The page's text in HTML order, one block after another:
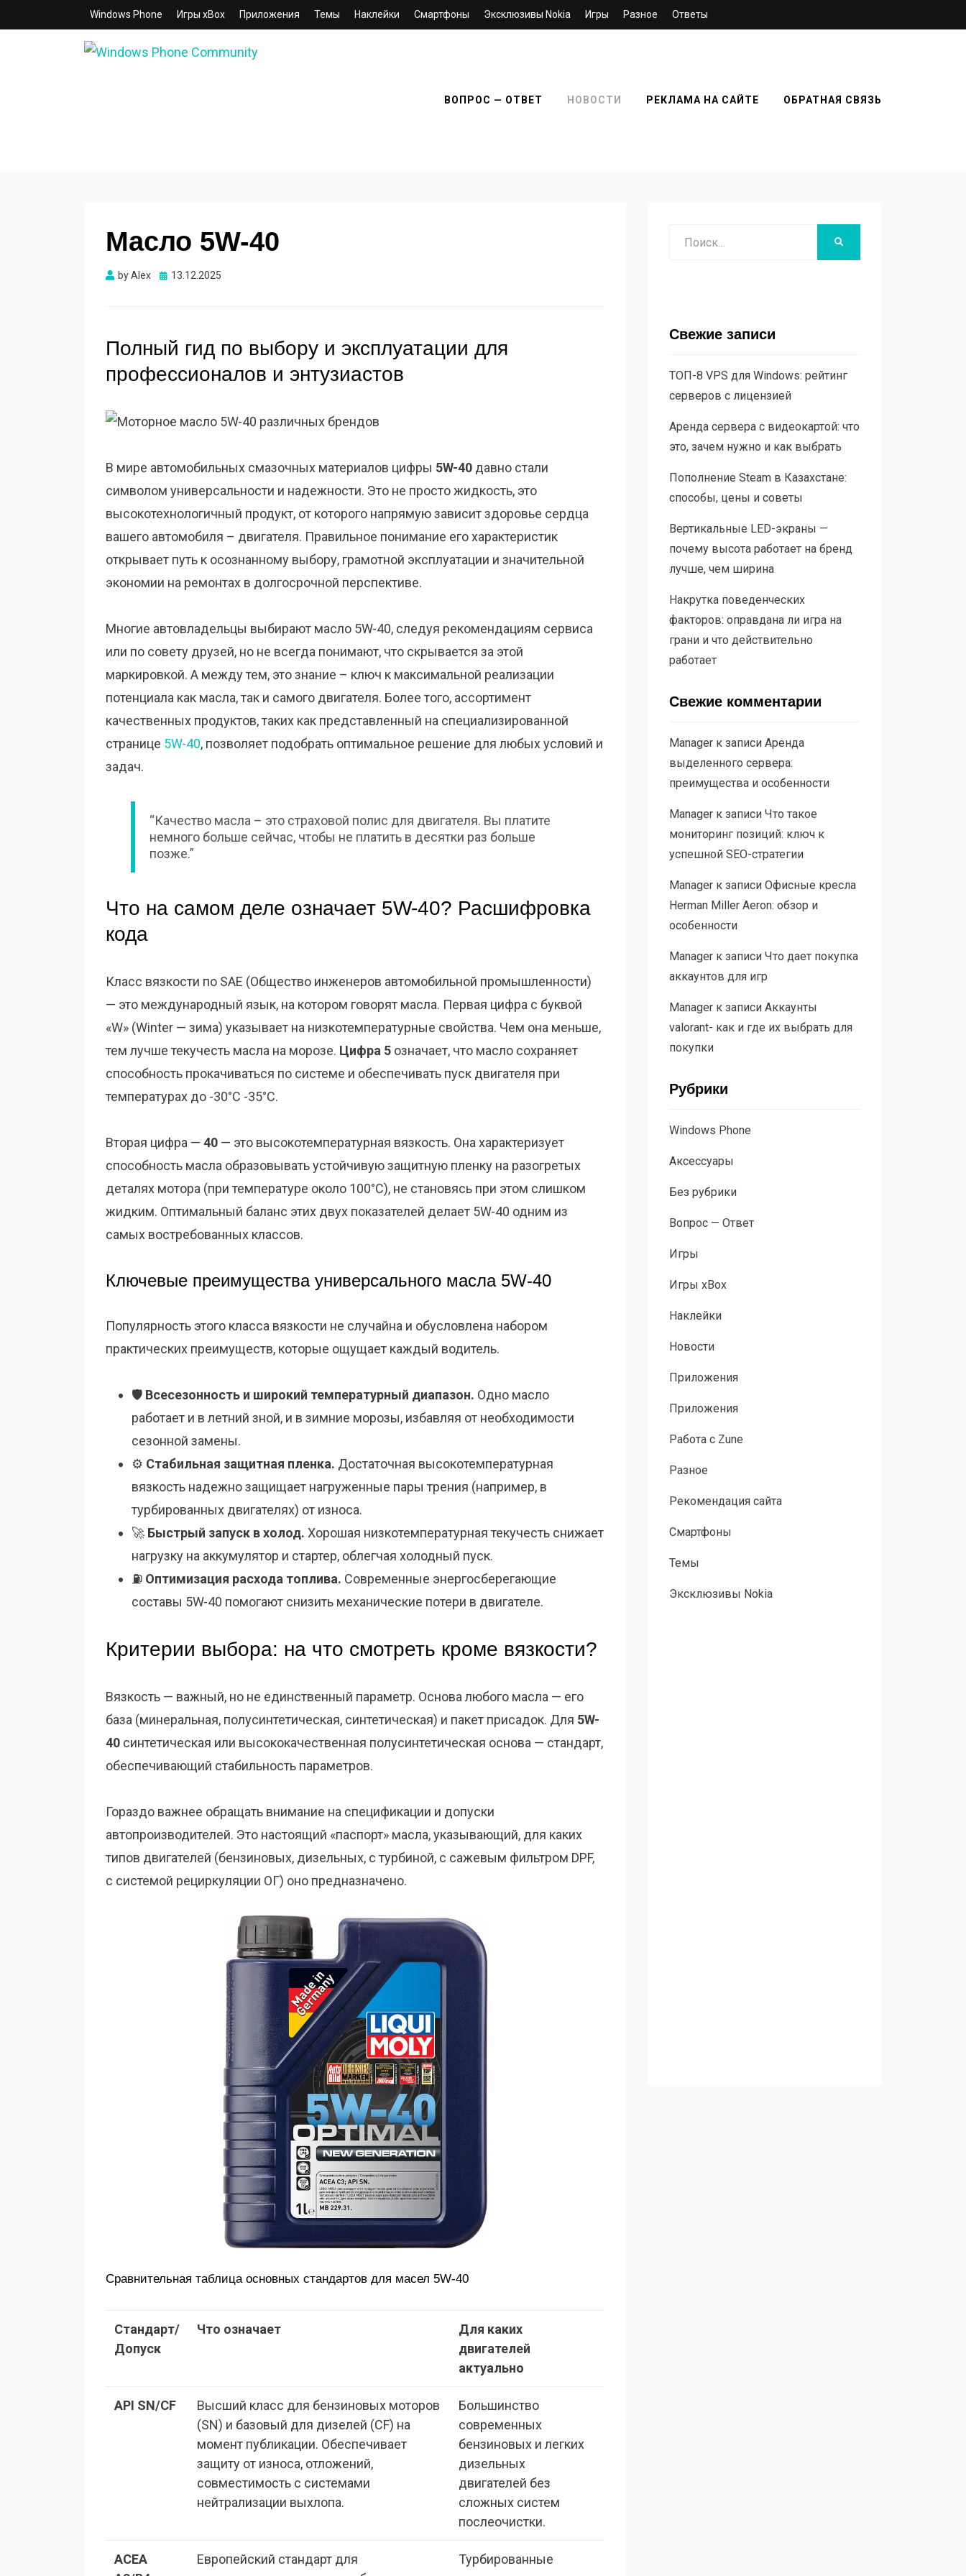
Windows Phone Игры xBox Приложения Темы Наклейки Смартфоны Эксклюзивы Nokia Игры Разное Ответы
ВОПРОС — ОТВЕТ НОВОСТИ РЕКЛАМА НА САЙТЕ ОБРАТНАЯ СВЯЗЬ
Масло 5W-40
byAlex Опубликовано
13.12.2025
Полный гид по выбору и эксплуатации для
профессионалов и энтузиастов
В мире автомобильных смазочных материалов цифры 5W-40 давно стали
символом универсальности и надежности. Это не просто жидкость, это
высокотехнологичный продукт, от которого напрямую зависит здоровье сердца
вашего автомобиля – двигателя. Правильное понимание его характеристик
открывает путь к осознанному выбору, грамотной эксплуатации и значительной
экономии на ремонтах в долгосрочной перспективе.
Многие автовладельцы выбирают масло 5W-40, следуя рекомендациям сервиса
или по совету друзей, но не всегда понимают, что скрывается за этой
маркировкой. А между тем, это знание – ключ к максимальной реализации
потенциала как масла, так и самого двигателя. Более того, ассортимент
качественных продуктов, таких как представленный на специализированной
странице 5W-40, позволяет подобрать оптимальное решение для любых условий и
задач.
“Качество масла – это страховой полис для двигателя. Вы платите
немного больше сейчас, чтобы не платить в десятки раз больше
позже.”
Что на самом деле означает 5W-40? Расшифровка
кода
Класс вязкости по SAE (Общество инженеров автомобильной промышленности)
— это международный язык, на котором говорят масла. Первая цифра с буквой
«W» (Winter — зима) указывает на низкотемпературные свойства. Чем она меньше,
тем лучше текучесть масла на морозе. Цифра 5 означает, что масло сохраняет
способность прокачиваться по системе и обеспечивать пуск двигателя при
температурах до -30°C -35°C.
Вторая цифра — 40 — это высокотемпературная вязкость. Она характеризует
способность масла образовывать устойчивую защитную пленку на разогретых
деталях мотора (при температуре около 100°C), не становясь при этом слишком
жидким. Оптимальный баланс этих двух показателей делает 5W-40 одним из
самых востребованных классов.
Ключевые преимущества универсального масла 5W-40
Популярность этого класса вязкости не случайна и обусловлена набором
практических преимуществ, которые ощущает каждый водитель.
🛡️ Всесезонность и широкий температурный диапазон. Одно масло
работает и в летний зной, и в зимние морозы, избавляя от необходимости
сезонной замены.
⚙️ Стабильная защитная пленка. Достаточная высокотемпературная
вязкость надежно защищает нагруженные пары трения (например, в
турбированных двигателях) от износа.
🚀 Быстрый запуск в холод. Хорошая низкотемпературная текучесть снижает
нагрузку на аккумулятор и стартер, облегчая холодный пуск.
⛽ Оптимизация расхода топлива. Современные энергосберегающие
составы 5W-40 помогают снизить механические потери в двигателе.
Критерии выбора: на что смотреть кроме вязкости?
Вязкость — важный, но не единственный параметр. Основа любого масла — его
база (минеральная, полусинтетическая, синтетическая) и пакет присадок. Для 5W-
40 синтетическая или высококачественная полусинтетическая основа — стандарт,
обеспечивающий стабильность параметров.
Гораздо важнее обращать внимание на спецификации и допуски
автопроизводителей. Это настоящий «паспорт» масла, указывающий, для каких
типов двигателей (бензиновых, дизельных, с турбиной, с сажевым фильтром DPF,
с системой рециркуляции ОГ) оно предназначено.
Сравнительная таблица основных стандартов для масел 5W-40
Стандарт/
Допуск
Что означает
Для каких
двигателей
актуально
API SN/CF
Высший класс для бензиновых моторов
(SN) и базовый для дизелей (CF) на
момент публикации. Обеспечивает
защиту от износа, отложений,
совместимость с системами
нейтрализации выхлопа.
Большинство
современных
бензиновых и легких
дизельных
двигателей без
сложных систем
послеочистки.
ACEA
Европейский стандарт для
Турбированные
Свежие записи
ТОП-8 VPS для Windows: рейтинг
серверов с лицензией
Аренда сервера с видеокартой: что
это, зачем нужно и как выбрать
Пополнение Steam в Казахстане:
способы, цены и советы
Вертикальные LED-экраны —
почему высота работает на бренд
лучше, чем ширина
Накрутка поведенческих
факторов: оправдана ли игра на
грани и что действительно
работает
Свежие комментарии
Managerк записи Аренда
выделенного сервера:
преимущества и особенности
Managerк записи Что такое
мониторинг позиций: ключ к
успешной SEO-стратегии
Managerк записи Офисные кресла
Herman Miller Aeron: обзор и
особенности
Managerк записи Что дает покупка
аккаунтов для игр
Managerк записи Аккаунты
valorant- как и где их выбрать для
покупки
Рубрики
Windows Phone
Аксессуары
Без рубрики
Вопрос — Ответ
Игры
Игры xBox
Наклейки
Новости
Приложения
Приложения
Работа с Zune
Разное
Рекомендация сайта
Смартфоны
Темы
Эксклюзивы Nokia